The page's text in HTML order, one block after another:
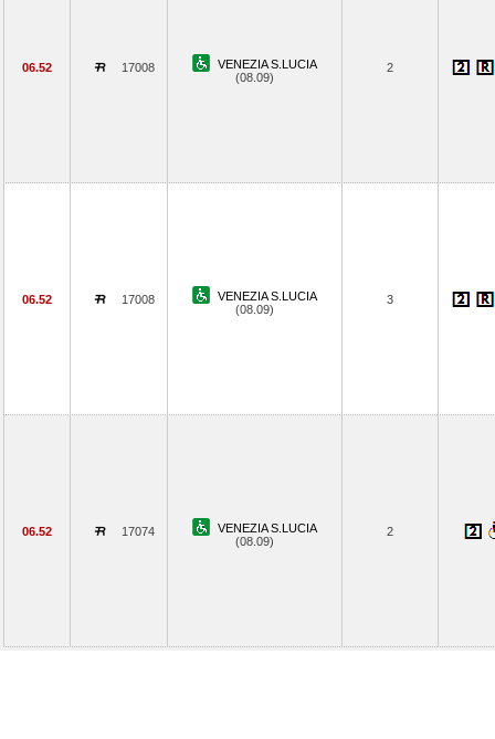
06.52 17008
VENEZIA S.LUCIA
(08.09)
2
06.52 17008
VENEZIA S.LUCIA
(08.09)
3
06.52 17074
VENEZIA S.LUCIA
(08.09)
2